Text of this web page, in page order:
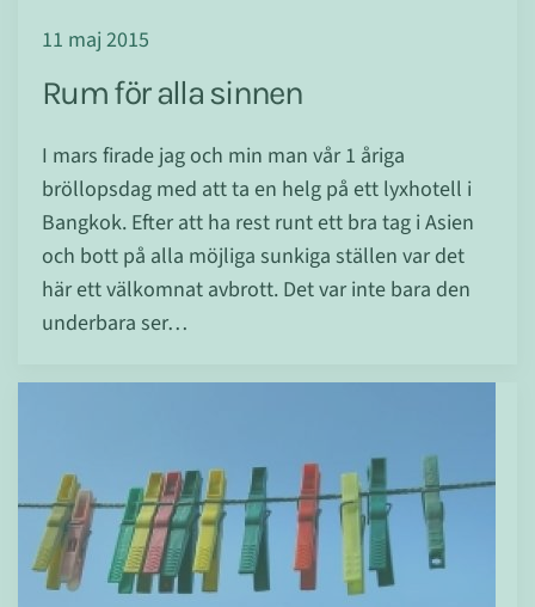
11 maj 2015
Rum för alla sinnen
I mars firade jag och min man vår 1 åriga
bröllopsdag med att ta en helg på ett lyxhotell i
Bangkok. Efter att ha rest runt ett bra tag i Asien
och bott på alla möjliga sunkiga ställen var det
här ett välkomnat avbrott. Det var inte bara den
underbara ser…